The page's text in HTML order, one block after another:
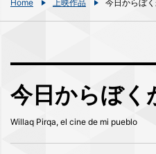
Home 上映作品 今⽇からぼ
今⽇からぼく
Willaq Pirqa, el cine de mi pueblo